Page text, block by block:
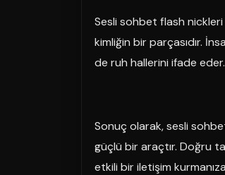
Sesli sohbet flash
kimliğin bir parçasıdır.
de ruh hallerini ifade
Sonuç olarak, sesli
güçlü bir araçtır. Doğru
etkili bir iletişim